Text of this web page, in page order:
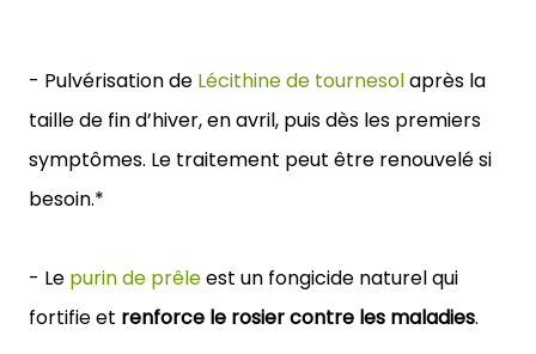
- Pulvérisation de Lécithine de tournesolaprès la
taille de fin d’hiver, en avril, puis dès les premiers
symptômes. Le traitement peut être renouvelé si
besoin.*
- Le purin de prêleest un fongicide naturel qui
fortifie et renforce le rosier contre les maladies.